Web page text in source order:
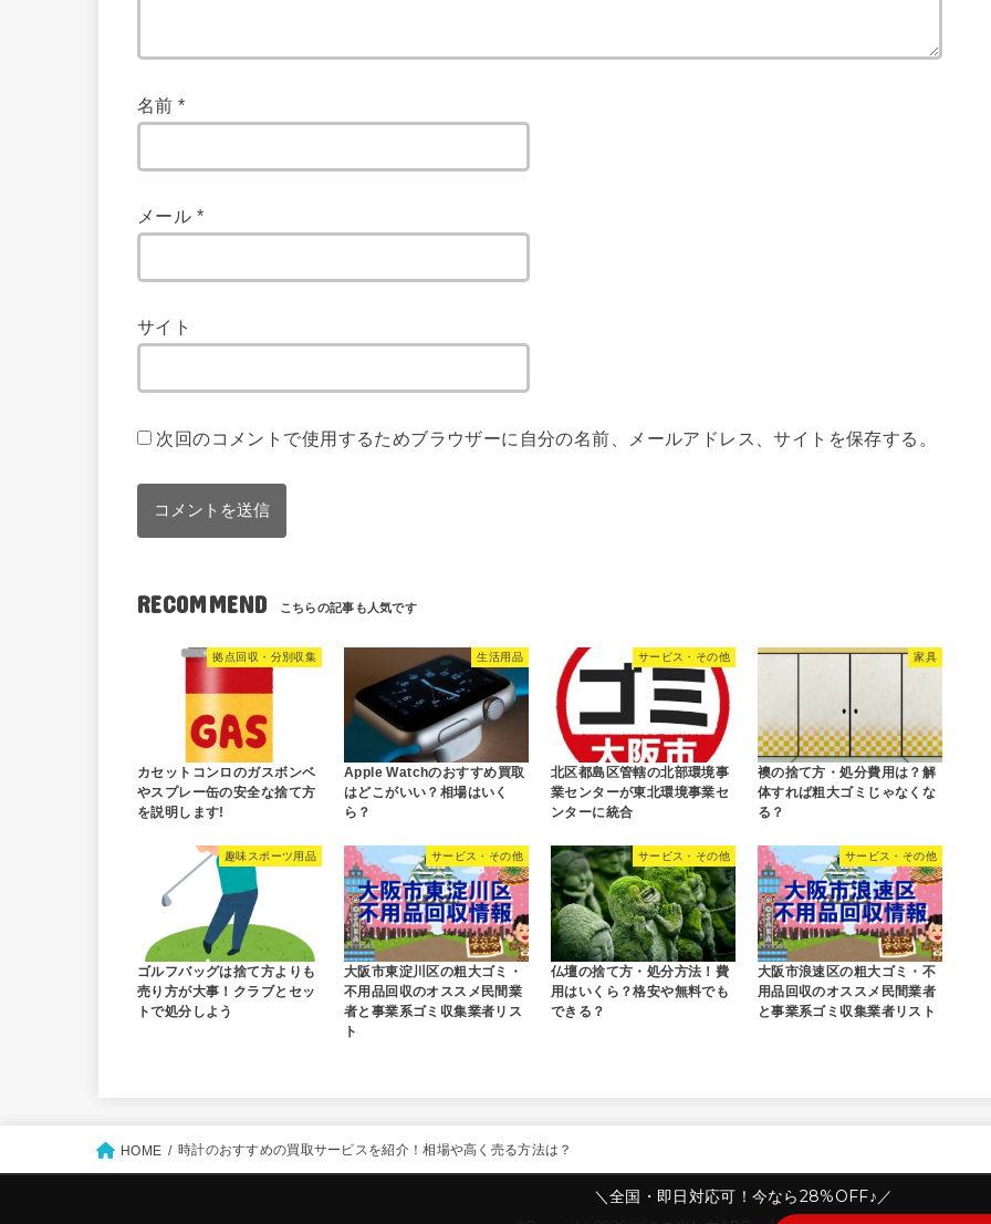
名前*
メール *
サイト
次回のコメントで使用するためブラウザーに自分の名前、メールアドレス、サイトを保存する。
RECOMMEND
拠点回収・分別収集
カセットコンロのガスボンベ
やスプレー缶の安全な捨て方
を説明します!
生活用品
Apple Watchのおすすめ買取
はどこがいい？相場はいく
ら？
サービス・その他
北区都島区管轄の北部環境事
業センターが東北環境事業セ
ンターに統合
家具
襖の捨て方・処分費用は？解
体すれば粗大ゴミじゃなくな
る？
趣味スポーツ用品
ゴルフバッグは捨て方よりも
売り方が大事！クラブとセッ
トで処分しよう
サービス・その他
大阪市東淀川区の粗大ゴミ・
不用品回収のオススメ民間業
者と事業系ゴミ収集業者リス
ト
サービス・その他
仏壇の捨て方・処分方法！費
用はいくら？格安や無料でも
できる？
サービス・その他
大阪市浪速区の粗大ゴミ・不
用品回収のオススメ民間業者
と事業系ゴミ収集業者リスト
HOME 時計のおすすめの買取サービスを紹介！相場や高く売る方法は？
＼全国・即日対応可！今なら28%OFF♪／